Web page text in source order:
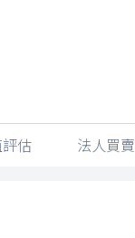
估 法人買賣